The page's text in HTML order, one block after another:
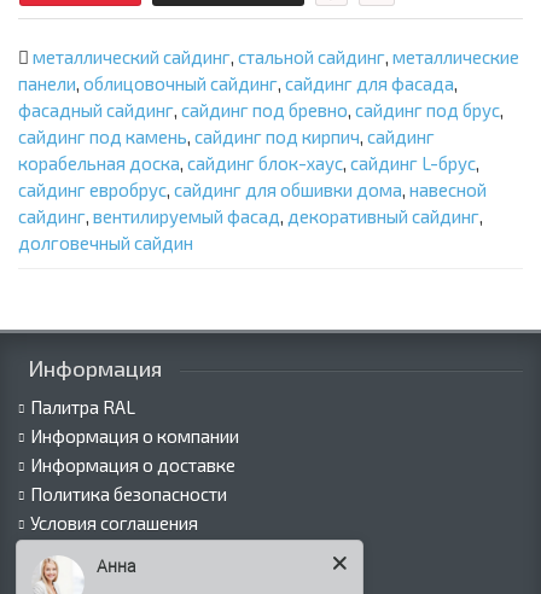
металлический сайдинг, стальной сайдинг, металлические
панели, облицовочный сайдинг, сайдинг для фасада,
фасадный сайдинг, сайдинг под бревно, сайдинг под брус,
сайдинг под камень, сайдинг под кирпич, сайдинг
корабельная доска, сайдинг блок-хаус, сайдинг L-брус,
сайдинг евробрус, сайдинг для обшивки дома, навесной
сайдинг, вентилируемый фасад, декоративный сайдинг,
долговечный сайдин
Информация
Палитра RAL
Информация о компании
Информация о доставке
Политика безопасности
Условия соглашения
Сертификаты
Виды покрытий
Анна